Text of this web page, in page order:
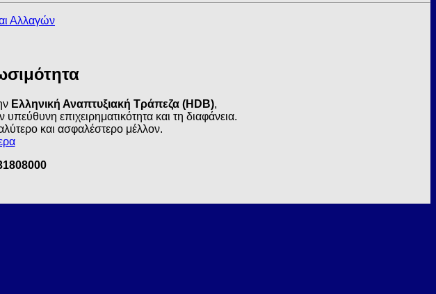
Αλλαγών
Ελληνική Αναπτυξιακή Τράπεζα (HDB),
επιχειρηματικότητα και τη διαφάνεια.
και ασφαλέστερο μέλλον.